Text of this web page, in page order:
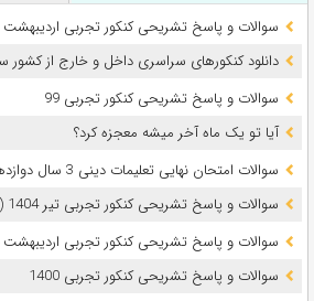
سوالات و پاسخ تشریحی کنکور تجربی اردیبهشت 1403 (نوبت اول)
دانلود کنکورهای سراسری داخل و خارج از کشور سالهای 1381
سوالات و پاسخ تشریحی کنکور تجربی 99
آیا تو یک ماه آخر میشه معجزه کرد؟
سوالات امتحان نهایی تعلیمات دینی 3 سال دوازدهم (1397 تا 1405)
سوالات و پاسخ تشریحی کنکور تجربی تیر 1404 (نوبت دوم)
سوالات و پاسخ تشریحی کنکور تجربی اردیبهشت 1404 (نوبت اول)
سوالات و پاسخ تشریحی کنکور تجربی 1400